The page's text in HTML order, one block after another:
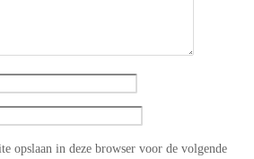
opslaan in deze browser voor de volgende